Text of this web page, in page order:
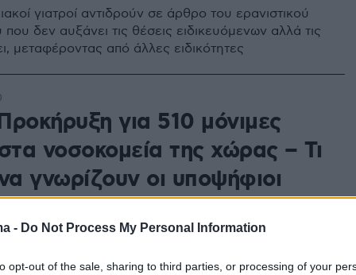
- Do Not Process My Personal Information
opt-out of the sale, sharing to third parties, or processing of your
γιατροί αντιδρούν σε άρθρο του ερανιστικού
δεν αυξάνει τις θέσεις ειδικευόμενων αλλά τις
μεταφέροντας από άλλες ειδικότητες
για 510 μόνιμες
νοσοκομεία της χώρας – Τι
γνωρίζουν οι υποψήφιοι
διαδικασία